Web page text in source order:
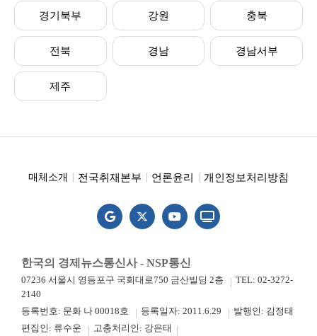
경기북부 강원 충북
전북 경남 경남서부
제주
매체소개 전국취재본부 언론윤리 개인정보처리방침
한국의 경제뉴스통신사 - NSP통신
07236 서울시 영등포구 국회대로750 금산빌딩 2층
TEL: 02-3272-
2140
등록번호: 문화 나 00018호
등록일자: 2011.6.29
발행인: 김정태
편집인: 류수운
고충처리인: 강은태